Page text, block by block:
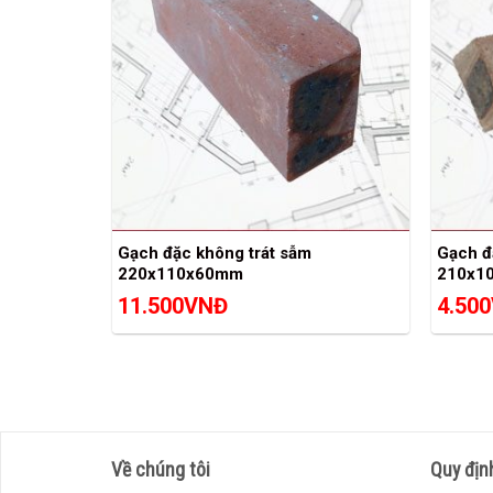
Gạch đặc không trát sẫm
220x110x60mm
11.500VNĐ
Gạch
4.500
Về chúng tôi Quy